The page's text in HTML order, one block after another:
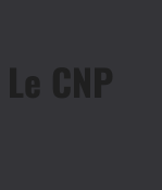
CNP